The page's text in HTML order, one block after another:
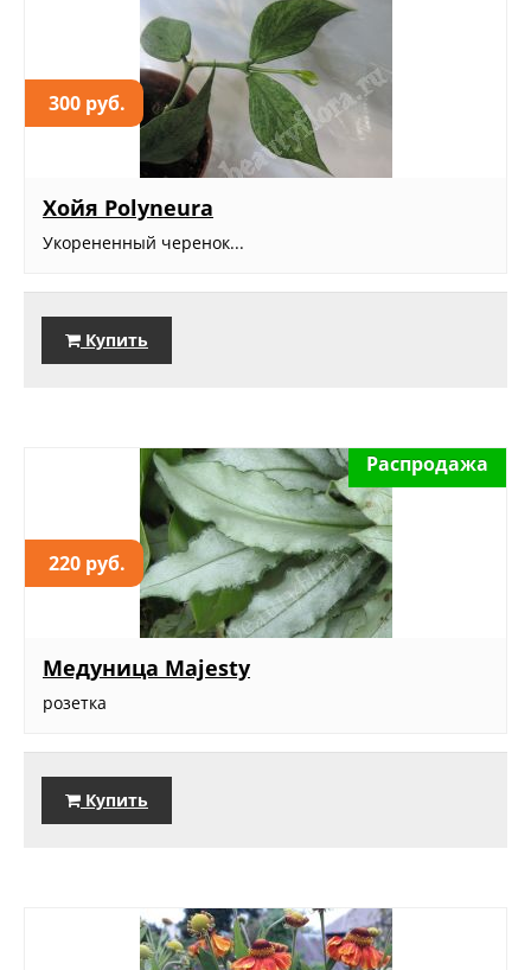
300 руб.
Хойя Polyneura
Укорененный черенок...
Купить
220 руб.
Распродажа
Медуница Majesty
розетка
Купить